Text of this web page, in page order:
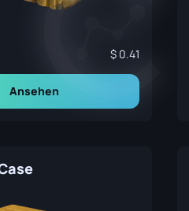
0.41
Ansehen